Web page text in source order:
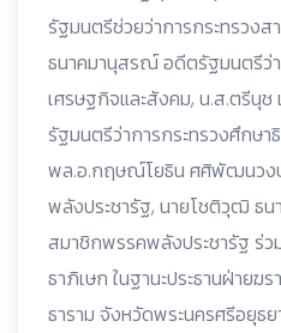
รัฐมนตรีช่วยว่าการกระทรวง
ธนาคมานุสรณ์ อดีตรัฐมนตรีว่
เศรษฐกิจและสังคม, น.ส.ตรีนุ
รัฐมนตรีว่าการกระทรวงศึกษ
พล.อ.กฤษณ์โยธิน ศศิพัฒนวง
พลังประชารัฐ, นายโชติวุฒิ ธ
สมาชิกพรรคพลังประชารัฐ ร่
ธาภิเษก ในฐานะประธานฝ่า
ธาราม จังหวัดพระนครศรีอยุธย